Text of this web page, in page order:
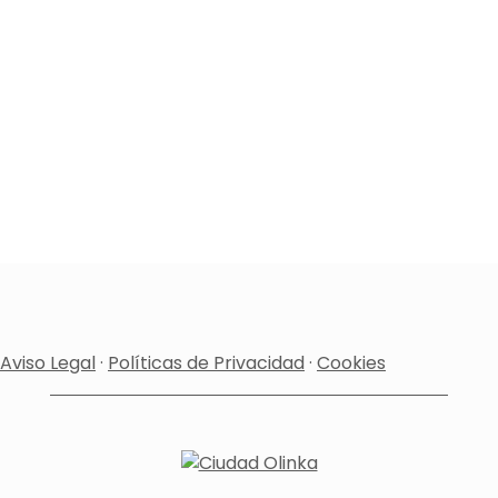
Aviso Legal· Políticas de Privacidad· Cookies